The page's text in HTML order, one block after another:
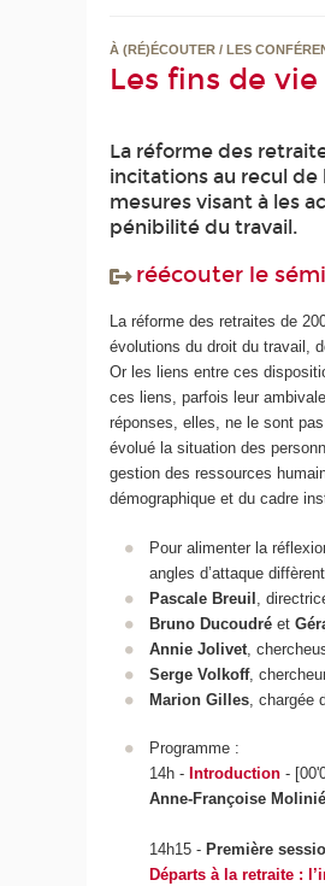
À (RÉ)ÉCOUTER / LES
Les fins de
La réforme des
incitations au recul
mesures visant à les
pénibilité du travail.
réécouter le
La réforme des retraites de
évolutions du droit du travail,
Or les liens entre ces
ces liens, parfois leur
réponses, elles, ne le sont
évolué la situation des
gestion des ressources
démographique et du cadre
Pour alimenter la
angles d’attaque
Pascale Breuil
,
Bruno Ducoudréet
Annie Jolivet,
Serge Volkoff,
Marion Gilles, chargée
Programme :
14h - Introduction-
Anne-Françoise Molinié
14h15 - Première
Départs à la retraite :